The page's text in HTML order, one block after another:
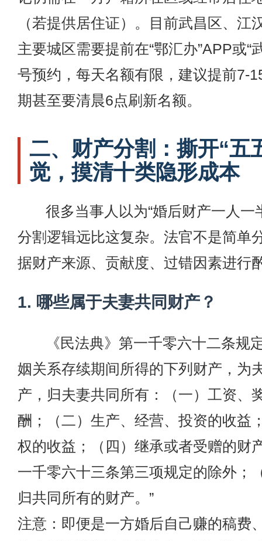
（若提供居住证）。目前武昌区、江
主要城区需要提前在“鄂汇办”APP或“
号预约，每天名额有限，建议提前7-
期甚至要清晨6点刷新名额。
二、财产分割：撕开“五
觉，摸清十类隐形成本
很多当事人以为“婚后财产一人一
分割逻辑远比这复杂。法官不是简单
据财产来源、贡献度、过错因素进行
1. 哪些属于夫妻共同财产？
《民法典》第一千零六十二条规
姻关系存续期间所得的下列财产，为
产，归夫妻共同所有：（一）工资、
酬；（二）生产、经营、投资的收益
权的收益；（四）继承或者受赠的财
一千零六十三条第三项规定的除外；
归共同所有的财产。”
注意：即便是一方婚后自己赚的稿费